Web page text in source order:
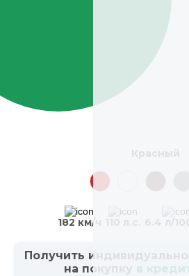
182 км/ч
Получить
на покупку в